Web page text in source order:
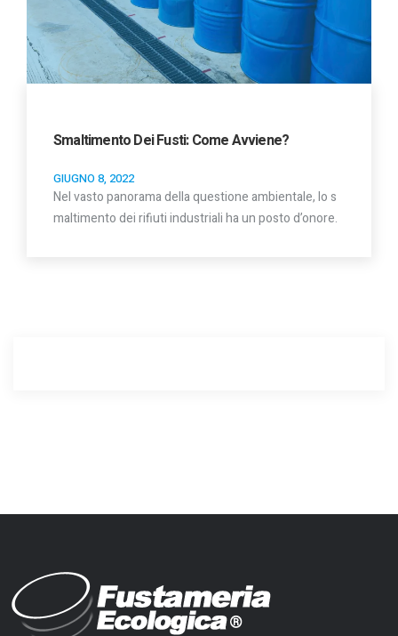
Smaltimento Dei Fusti: Come Avviene?
GIUGNO 8, 2022
Nel vasto panorama della questione ambientale, lo s
maltimento dei rifiuti industriali ha un posto d’onore.